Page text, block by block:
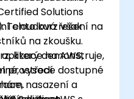
Solutions
Tento kurz však
na zkoušku.
který demonstruje,
prostředí
nasazení a
cloudová řešení na
na AWS,
vysoce dostupné